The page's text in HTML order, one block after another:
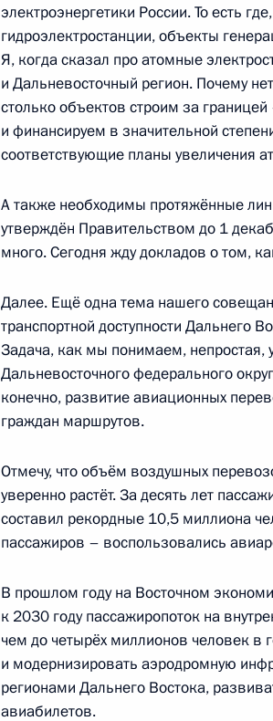
Встреча с Заместителем
Александром Вулиным
4 сентября 2024 года, 12:05 Приморский
4 сентября 2024 года, 11:05
3 сентября 2024 года, вторник
Торжественный приём по случаю
3 сентября 2024 года, 15:25 Улан-Батор
Эрдэнэ
3 сентября 2024 года, 13:00
Беседа с председателем Великого
Монголии Дашзэгвийн
3 сентября 2024 года, 12:30 Улан-Батор
электроэнергетики России. То есть
гидроэлектростанции, объекты
Я, когда сказал про атомные
и Дальневосточный регион. Почему
столько объектов строим за
и финансируем в значительной
соответствующие планы увеличения
А также необходимы протяжённые
утверждён Правительством до 1
много. Сегодня жду докладов о том,
Далее. Ещё одна тема нашего
транспортной доступности Дальнего
Задача, как мы понимаем, непростая,
Дальневосточного федерального
конечно, развитие авиационных
граждан маршрутов.
Отмечу, что объём воздушных
уверенно растёт. За десять лет
составил рекордные 10,5 миллиона
пассажиров – воспользовались
В прошлом году на Восточном
к 2030 году пассажиропоток на
чем до четырёх миллионов человек в
и модернизировать аэродромную
регионами Дальнего Востока,
авиабилетов.